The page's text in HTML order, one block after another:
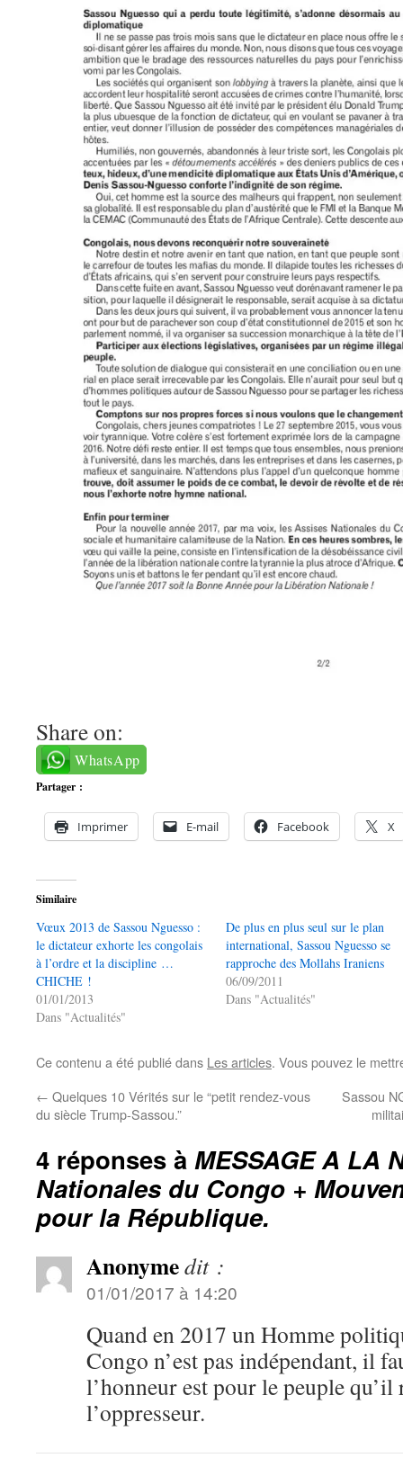
Share on:
WhatsApp
Partager :
Imprimer E-mail Facebook X
Similaire
Vœux 2013 de Sassou Nguesso :
le dictateur exhorte les congolais
à l’ordre et la discipline …
CHICHE !
01/01/2013
Dans "Actualités"
De plus en plus seul sur le plan
international, Sassou Nguesso se
rapproche des Mollahs Iraniens
06/09/2011
Dans "Actualités"
Ce contenu a été publié dans Les articles. Vous pouvez le
← Quelques 10 Vérités sur le “petit rendez-vous
du siècle Trump-Sassou.”
Sassou
4 réponses à MESSAGE A LA
Nationales du Congo +
pour la République.
Anonymedit :
01/01/2017 à 14:20
Quand en 2017 un Homme
Congo n’est pas indépendant, il
l’honneur est pour le peuple qu’il
l’oppresseur.